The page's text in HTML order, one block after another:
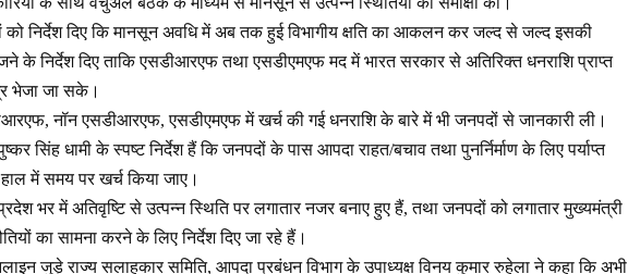
को निर्देश दिए कि मानसून अवधि में अब तक हुई विभागीय क्षति का आकलन कर जल्द से जल्द इसकी
के निर्देश दिए ताकि एसडीआरएफ तथा एसडीएमएफ मद में भारत सरकार से अतिरिक्त धनराशि प्राप्त
भेजा जा सके।
नॉन एसडीआरएफ, एसडीएमएफ में खर्च की गई धनराशि के बारे में भी जनपदों से जानकारी ली।
सिंह धामी के स्पष्ट निर्देश हैं कि जनपदों के पास आपदा राहत/बचाव तथा पुनर्निर्माण के लिए पर्याप्त
में समय पर खर्च किया जाए।
भर में अतिवृष्टि से उत्पन्न स्थिति पर लगातार नजर बनाए हुए हैं, तथा जनपदों को लगातार मुख्यमंत्री
का सामना करने के लिए निर्देश दिए जा रहे हैं।
जुड़े राज्य सलाहकार समिति, आपदा प्रबंधन विभाग के उपाध्यक्ष विनय कुमार रुहेला ने कहा कि अभी